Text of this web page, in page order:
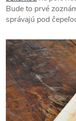
Bude to prvé
správajú pod